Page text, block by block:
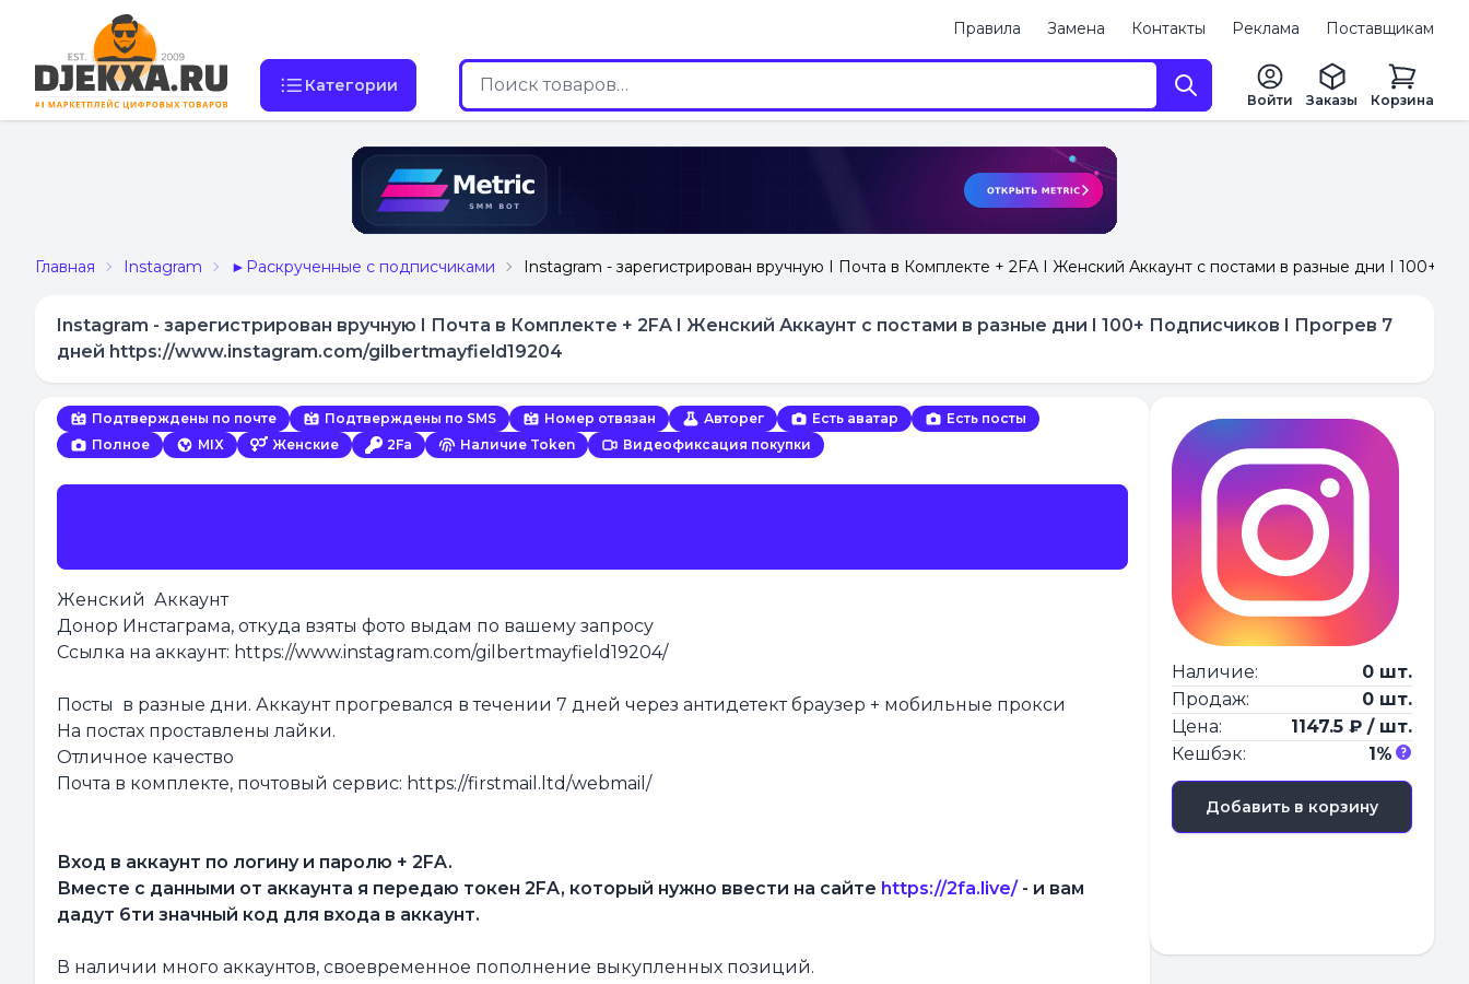
Правила Замена Контакты Реклама Поставщикам
Категории
Войти Заказы Корзина
Главная Instagram ►Раскрученные с подписчиками Instagram - зарегистрирован вручную I Почта в Комплекте + 2FA I Женский Аккаунт с постами в разные дни I
Instagram - зарегистрирован вручную I Почта в Комплекте + 2FA I Женский Аккаунт с постами в разные дни I 100+ Подписчиков I Прогрев 7
дней https://www.instagram.com/gilbertmayfield19204
Подтверждены по почте Подтверждены по SMS Номер отвязан Авторег Есть аватар
Есть посты
Полное
MIX Женские 2Fa Наличие Token Видеофиксация покупки
Женский Аккаунт
Донор Инстаграма, откуда взяты фото выдам по вашему запросу
Ссылка на аккаунт: https://www.instagram.com/gilbertmayfield19204/
Посты в разные дни. Аккаунт прогревался в течении 7 дней через антидетект браузер + мобильные прокси
На постах проставлены лайки.
Отличное качество
Почта в комплекте, почтовый сервис: https://firstmail.ltd/webmail/
Вход в аккаунт по логину и паролю + 2FA.
Вместе с данными от аккаунта я передаю токен 2FA, который нужно ввести на сайте https://2fa.live/- и вам
дадут 6ти значный код для входа в аккаунт.
В наличии много аккаунтов, своевременное пополнение выкупленных позиций.
Наличие:
0 шт.
Продаж:
0 шт.
Цена:
1147.5 ₽ / шт.
Кешбэк:
1%
Добавить в корзину